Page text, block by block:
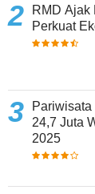
RMD Ajak
Perkuat
24,7 Juta
2025